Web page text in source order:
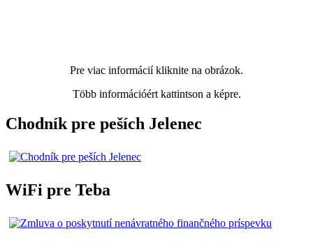
Pre viac informácií kliknite na obrázok.
Több információért kattintson a képre.
Chodník pre peších Jelenec
WiFi pre Teba